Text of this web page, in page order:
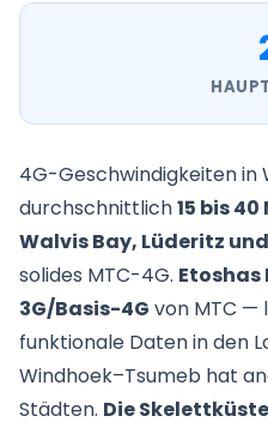
4G-Geschwindigkeiten in
durchschnittlich15 bis 40
Walvis Bay, Lüderitz
solides MTC-4G.
3G/Basis-4G von MTC —
funktionale Daten in den
Windhoek–Tsumeb hat
Städten. Die